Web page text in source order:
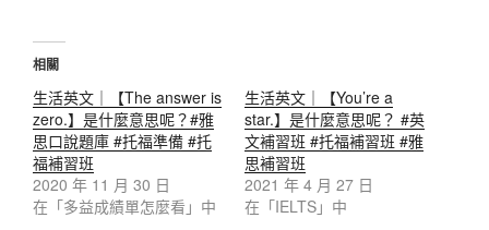
相關
生活英文｜【The answer is
zero.】是什麼意思呢？#雅
思口說題庫 #托福準備 #托
福補習班
2020 年 11 月 30 日
在「多益成績單怎麼看」中
生活英文｜【You’re a
star.】是什麼意思呢？ #英
文補習班 #托福補習班 #雅
思補習班
2021 年 4 月 27 日
在「IELTS」中